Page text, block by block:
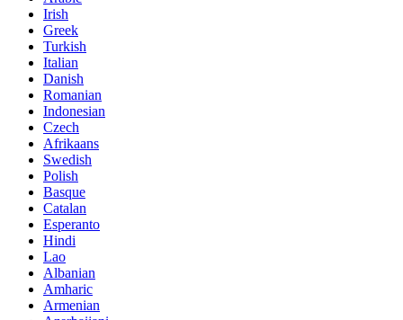
Irish
Greek
Turkish
Italian
Danish
Romanian
Indonesian
Czech
Afrikaans
Swedish
Polish
Basque
Catalan
Esperanto
Hindi
Lao
Albanian
Amharic
Armenian